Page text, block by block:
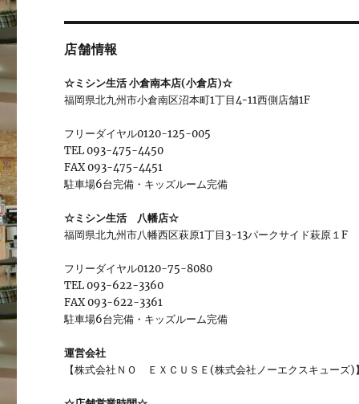
店舗情報
☆ミシン生活 小倉南本店(小倉店)☆
福岡県北九州市小倉南区沼本町1丁目4ｰ11西側店舗1F
フリーダイヤル0120-125-005
TEL 093-475-4450
FAX 093-475-4451
駐車場6台完備・キッズルーム完備
☆ミシン生活 八幡店☆
福岡県北九州市八幡西区萩原1丁目3-13パークサイド萩原１F
フリーダイヤル0120-75-8080
TEL 093-622-3360
FAX 093-622-3361
駐車場6台完備・キッズルーム完備
運営会社
【株式会社ＮＯ ＥＸＣＵＳＥ(株式会社ノーエクスキューズ)